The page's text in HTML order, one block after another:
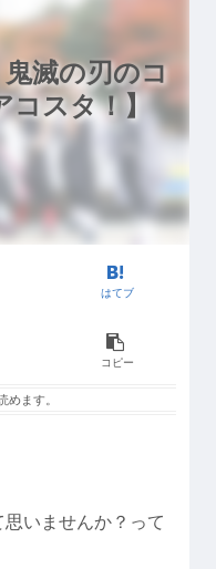
鬼滅の刃のコ
スタ！】
はてブ
コピー
めます。
いませんか？って